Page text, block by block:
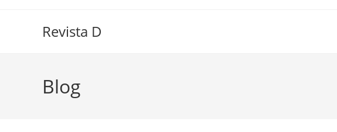
Revista D
Blog